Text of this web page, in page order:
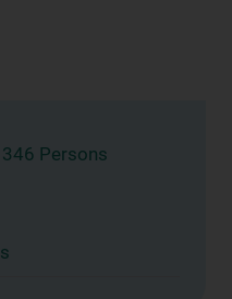
346 Persons